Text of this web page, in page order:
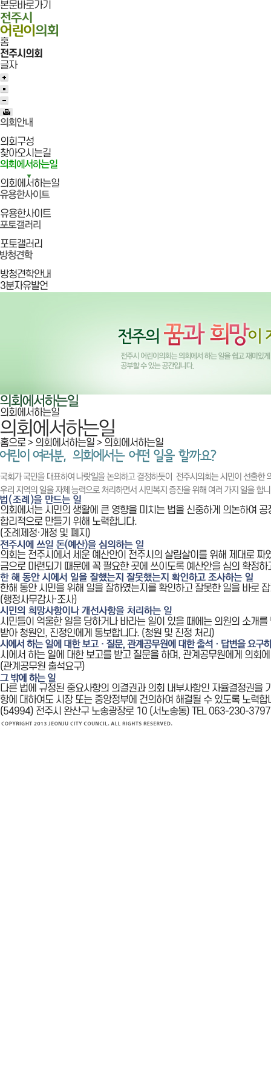
본문바로가기
홈
전주시의회
글자
의회구성
찾아오시는길
의회에서하는일
유용한사이트
포토갤러리
방청견학안내
3분자유발언
의회에서하는일
홈으로 > 의회에서하는일 > 의회에서하는일
의회에서는 시민의 생활에 큰 영향을 미치는 법을 신중하게 의논하여 공
합리적으로 만들기 위해 노력합니다.
(조례제정·개정 및 폐지)
의회는 전주시에서 세운 예산안이 전주시의 살림살이를 위해 제대로
금으로 마련되기 때문에 꼭 필요한 곳에 쓰이도록 예산안을 심의 확정
한해 동안 시민을 위해 일을 잘하였는지를 확인하고 잘못한 일을 바로
(행정사무감사·조사)
시민들이 억울한 일을 당하거나 바라는 일이 있을 때에는 의원의 소개
받아 청원인, 진정인에게 통보합니다. (청원 및 진정 처리)
시에서 하는 일에 대한 보고를 받고 질문을 하며, 관계공무원에게 의회
(관계공무원 출석요구)
다른 법에 규정된 중요사항의 의결권과 의회 내부사항인 자율결정권
항에 대하여도 시장 또는 중앙정부에 건의하여 해결될 수 있도록 노력합
(54994) 전주시 완산구 노송광장로 10 (서노송동) TEL 063-230-